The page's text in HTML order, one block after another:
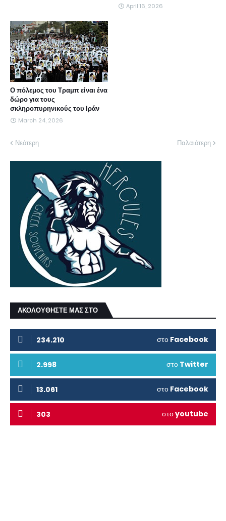
April 16, 2026
Ο πόλεμος του Τραμπ είναι ένα
δώρο για τους
σκληροπυρηνικούς του Ιράν
March 24, 2026
Νεότερη Παλαιότερη
ΑΚΟΛΟΥΘΗΣΤΕ ΜΑΣ ΣΤΟ
234.210 στο Facebook
2.998 στο Twitter
13.061 στο Facebook
303 στοyoutube